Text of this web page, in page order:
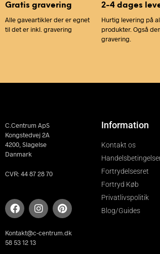
Gratis gravering
Alle gaveartikler der er egnet
til det er inkl. gravering
2-4 dages
Hurtig levering på
produkter. Også
gravering.
C.Centrum ApS
Kongstedvej 2A
4200, Slagelse
Danmark
CVR: 44 87 28 70
Kontakt@c-centrum.dk
58 53 12 13
Information
Kontakt os
Fortrydelsesret
Fortryd Køb
Privatlivspolitik
Blog/Guides